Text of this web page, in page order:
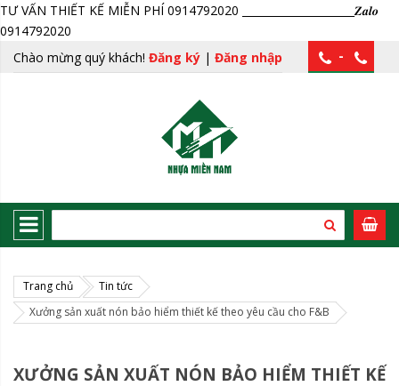
TƯ VẤN THIẾT KẾ MIỄN PHÍ 0914792020 _____________________𝒁𝒂𝒍𝒐
0914792020
Chào mừng quý khách! Đăng ký | Đăng nhập -
Trang chủ
Tin tức
Xưởng sản xuất nón bảo hiểm thiết kế theo yêu cầu cho F&B
XƯỞNG SẢN XUẤT NÓN BẢO HIỂM THIẾT KẾ